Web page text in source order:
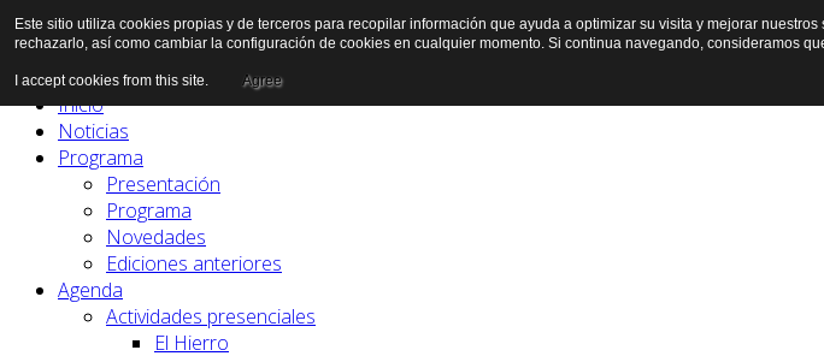
Inicio
Noticias
Programa
Presentación
Programa
Novedades
Ediciones anteriores
Agenda
Actividades presenciales
El Hierro
Este sitio utiliza cookies propias y de terceros para recopilar información que ayuda a optimizar su visita y mejorar
rechazarlo, así como cambiar la configuración de cookies en cualquier momento. Si continua navegando, consideramos
I accept cookies from this site. Agree